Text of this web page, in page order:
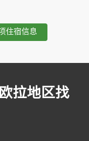
住宿信息
拉地区找